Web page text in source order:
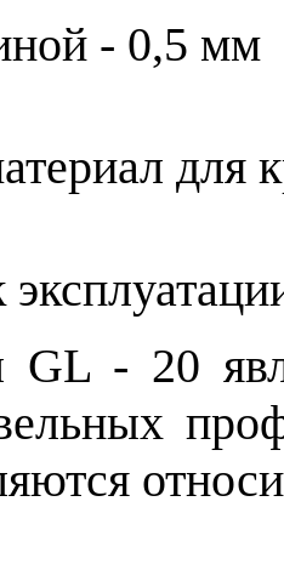
- 0,5 мм
для
GL - 20